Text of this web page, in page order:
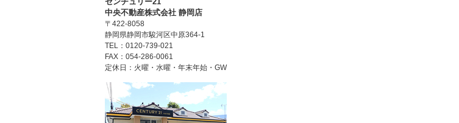
中央不動産株式会社 静岡店
〒422-8058
静岡県静岡市駿河区中原364-1
TEL：0120-739-021
FAX：054-286-0061
定休日：火曜・水曜・年末年始・GW